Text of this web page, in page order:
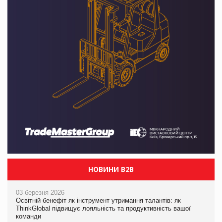
НОВИНИ B2B
03 березня 2026
Освітній бенефіт як інструмент утримання талантів: як
ThinkGlobal підвищує лояльність та продуктивність вашої
команди